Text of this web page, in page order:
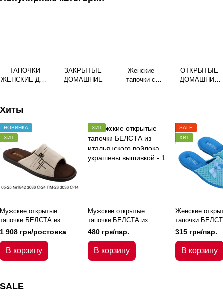
ТАПОЧКИ
ЖЕНСКИЕ ДЛЯ
ЗАКРЫТЫЕ
ДОМАШНИЕ
Женские
тапочки с
ОТКРЫТЫЕ
ДОМАШНИЕ
Хиты
НОВИНКА
ХИТ
Мужские открытые
тапочки БЕЛСТА из
велюра украшены
вышивкой
1 908 грн/ростовка
В корзину
ХИТ
Мужские открытые
тапочки БЕЛСТА из
итальянского войлока
украшены вышивкой
480 грн/пар.
В корзину
SALE
ХИТ
Женские
тапочки
голубого
украшены
бантиком
315 грн/пар.
В корзину
SALE